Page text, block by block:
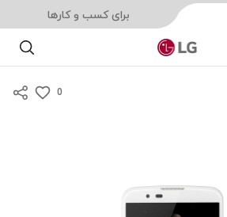
برای کسب و کارها
0